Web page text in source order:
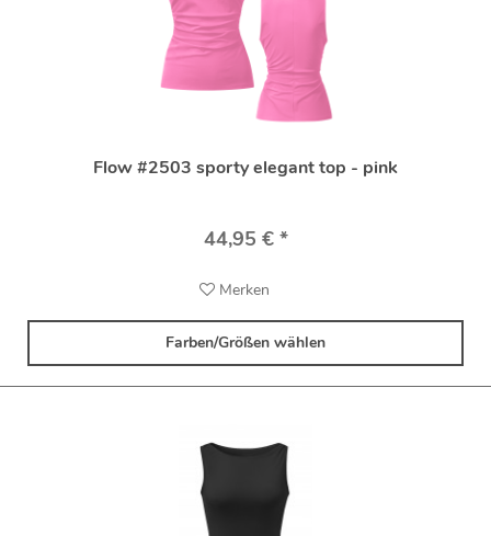
Flow #2503 sporty elegant top - pink
44,95 € *
Merken
Farben/Größen wählen